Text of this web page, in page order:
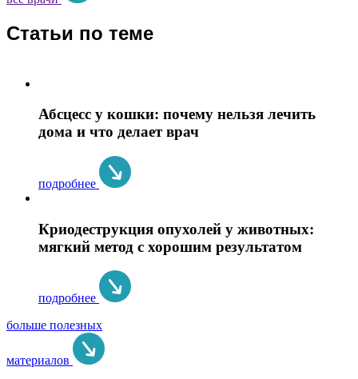
Статьи по теме
Абсцесс у кошки: почему нельзя лечить
дома и что делает врач
подробнее
Криодеструкция опухолей у животных:
мягкий метод с хорошим результатом
подробнее
больше полезных
материалов